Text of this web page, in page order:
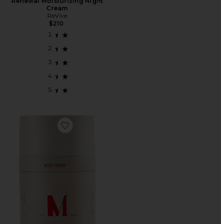
Cream
ReVive
$210
Favorite Instafacial Emulsion Retinopro Growth